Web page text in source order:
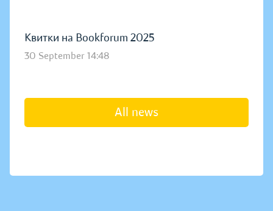
Квитки на Bookforum 2025
30 September 14:48
All news